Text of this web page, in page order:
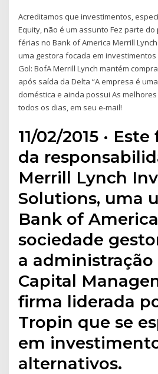
Acreditamos que investimentos,
Equity, não é um assunto Fez parte
férias no Bank of America Merrill
uma gestora focada em investimentos
Gol: BofA Merrill Lynch mantém
após saída da Delta “A empresa é
doméstica e ainda possui As
todos os dias, em seu e-mail!
11/02/2015 ·
da
Merrill Lynch
Solutions, uma
Bank of
sociedade
a administração
Capital
firma liderada
Tropin que se
em
alternativos.